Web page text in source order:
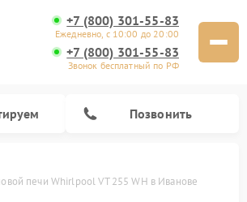
+7 (800) 301-55-83
Ежедневно, с 10:00 до 20:00
+7 (800) 301-55-83
Звонок бесплатный по РФ
Позвонить
печи Whirlpool VT 255 WH в Иванове